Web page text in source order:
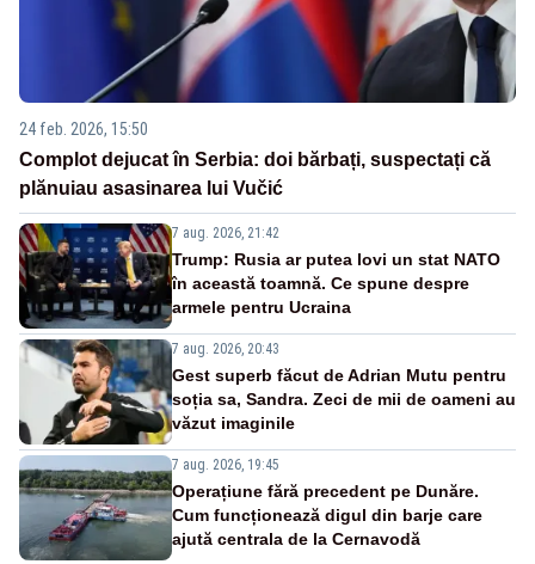
24 feb. 2026, 15:50
Complot dejucat în Serbia: doi bărbați, suspectați că
plănuiau asasinarea lui Vučić
7 aug. 2026, 21:42
Trump: Rusia ar putea lovi un stat NATO
în această toamnă. Ce spune despre
armele pentru Ucraina
7 aug. 2026, 20:43
Gest superb făcut de Adrian Mutu pentru
soția sa, Sandra. Zeci de mii de oameni au
văzut imaginile
7 aug. 2026, 19:45
Operațiune fără precedent pe Dunăre.
Cum funcționează digul din barje care
ajută centrala de la Cernavodă